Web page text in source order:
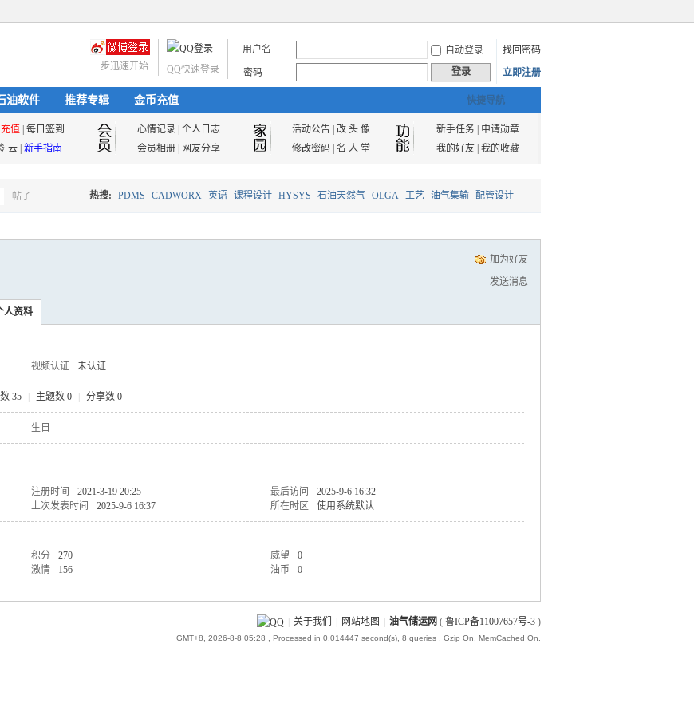
用户名 自动登录
找回密码
密码
登录 立即注册
QQ快速登录
一步迅速开始
快捷导航
油软件 推荐专辑 金币充值
值 每日签到 心情记录 个人日志 活动公告| 改 头 像 新手任务|
申请勋章
云 新手指南 会员相册 网友分享 修改密码| 名 人 堂 我的好友| 我的收藏
帖子 热搜: PDMS CADWORX 英语 课程设计 HYSYS 石油天然气 OLGA 工艺 油气集输 配管设计
加为好友
发送消息
人资料
视频认证 未认证
35 主题数 0 分享数 0
生日 -
注册时间 2021-3-19 20:25 最后访问
2025-9-6 16:32
上次发表时间 2025-9-6 16:37 所在时区 使用系统默认
积分 270 威望
0
激情 156 油币 0
关于我们 网站地图 油气储运网 ( 鲁ICP备11007657号-3 )
GMT+8, 2026-8-8 05:28 , Processed in 0.014447 second(s), 8 queries , Gzip On, MemCached On.